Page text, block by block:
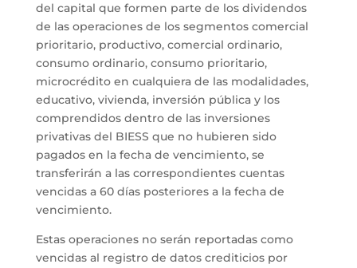
del capital que formen parte de los dividendos
de las operaciones de los segmentos comercial
prioritario, productivo, comercial ordinario,
consumo ordinario, consumo prioritario,
microcrédito en cualquiera de las modalidades,
educativo, vivienda, inversión pública y los
comprendidos dentro de las inversiones
privativas del BIESS que no hubieren sido
pagados en la fecha de vencimiento, se
transferirán a las correspondientes cuentas
vencidas a 60 días posteriores a la fecha de
vencimiento.
Estas operaciones no serán reportadas como
vencidas al registro de datos crediticios por